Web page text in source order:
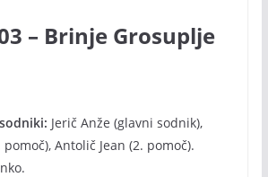
– Brinje Grosuplje
sodniki: Jerič Anže (glavni sodnik),
Antolič Jean (2. pomoč).